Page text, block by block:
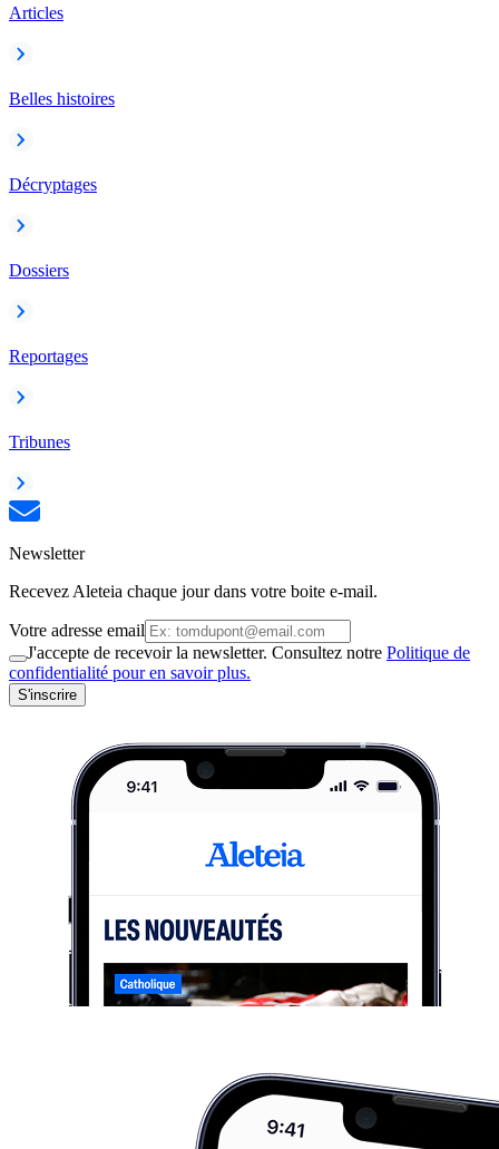
Articles
Belles histoires
Décryptages
Dossiers
Reportages
Tribunes
Newsletter
Recevez Aleteia chaque jour dans votre boite e-mail.
Votre adresse email
J'accepte de recevoir la newsletter. Consultez notre Politique de
confidentialité pour en savoir plus.
S'inscrire